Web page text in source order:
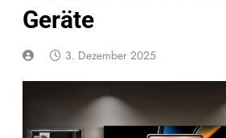
Geräte
3. Dezember 2025